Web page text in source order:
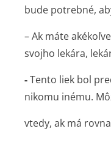
bude potrebné,
– Ak máte
svojho lekára,
-Tento liek bol
nikomu inému.
vtedy, ak má